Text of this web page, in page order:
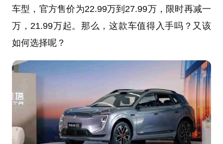
车型，官方售价为22.99万到27.99万，限时再减一
万，21.99万起。那么，这款车值得入手吗？又该
如何选择呢？